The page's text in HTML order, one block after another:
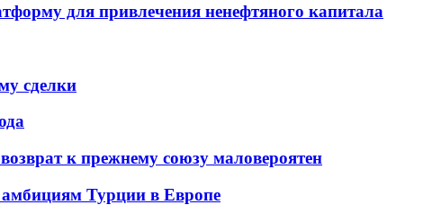
для привлечения ненефтяного капитала
сделки
к прежнему союзу маловероятен
амбициям Турции в Европе